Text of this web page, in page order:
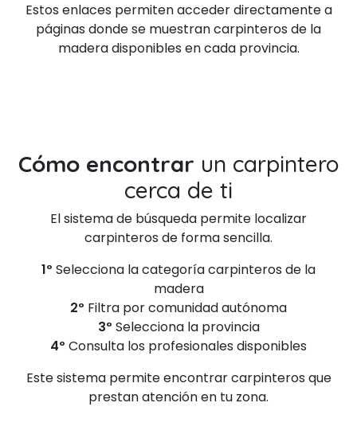
Estos enlaces permiten acceder directamente a
páginas donde se muestran carpinteros de la
madera disponibles en cada provincia.
Cómo encontrar un carpintero
cerca de ti
El sistema de búsqueda permite localizar
carpinteros de forma sencilla.
1º Selecciona la categoría carpinteros de la
madera
2º Filtra por comunidad autónoma
3º Selecciona la provincia
4º Consulta los profesionales disponibles
Este sistema permite encontrar carpinteros que
prestan atención en tu zona.